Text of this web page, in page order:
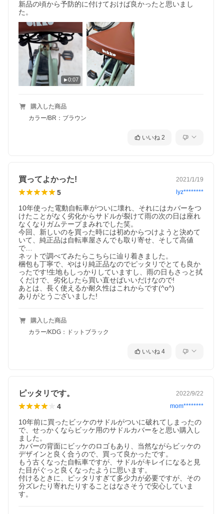
商品仕様について
メーカーの製造時期・ロットにより商品の仕様やカラー等が予
告なく変更された際、掲載画像と異なる場合があります。仕様
変更の理由による返品・交換はお受けしておりません。ご不安
な場合は事前にお問合せ下さい。
新品の頃から予防的に付けておけば良かったと思いまし
た。
0:07
購入した商品
カラー/BR：ブラウン
いいね 2
買ってよかった! 2021/1/19
5 lyz********
10年使った電動自転車がついに壊れ、それにはカバーをつ
けたことがなく劣化からサドルが裂けて雨の次の日は座れ
なくなりガムテープまみれでした笑。
今回、新しいのを買った時には初めからつけようと決めて
いて、純正品は自転車屋さんでも取り寄せ、そして高値
で…
ネットで調べてみたらこちらに辿り着きました。
梱包も丁寧で、やはり純正品なのでピッタリでとても良か
ったです!生地もしっかりしていますし、雨の日もさっと拭
くだけで、劣化したら買い直せばいいだけなので!
あとは、長く使えるか耐久性はこれからです(^o^)
ありがとうございました!
購入した商品
カラー/KDG：ドットブラック
いいね 4
ピッタリです。 2022/9/22
4 mom********
10年前に買ったビッケのサドルがついに破れてしまったの
で、せっかくならビッケ用のサドルカバーをと思い購入し
ました。
カバーの背面にビッケのロゴもあり、当然ながらビッケの
デザインと良く合うので、買って良かったです。
もう古くなった自転車ですが、サドルがキレイになると見
た目がぐっと良くなったように思います。
付けるときに、ピッタリすぎて多少力が必要ですが、その
分ズレたり寄れたりすることはなさそうで安心していま
す。